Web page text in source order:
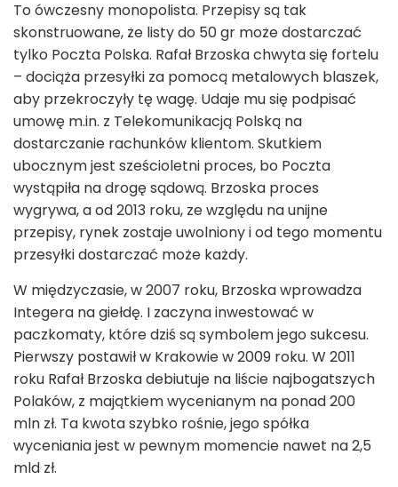
To ówczesny monopolista. Przepisy są tak
skonstruowane, że listy do 50 gr może dostarczać
tylko Poczta Polska. Rafał Brzoska chwyta się fortelu
– dociąża przesyłki za pomocą metalowych blaszek,
aby przekroczyły tę wagę. Udaje mu się podpisać
umowę m.in. z Telekomunikacją Polską na
dostarczanie rachunków klientom. Skutkiem
ubocznym jest sześcioletni proces, bo Poczta
wystąpiła na drogę sądową. Brzoska proces
wygrywa, a od 2013 roku, ze względu na unijne
przepisy, rynek zostaje uwolniony i od tego momentu
przesyłki dostarczać może każdy.
W międzyczasie, w 2007 roku, Brzoska wprowadza
Integera na giełdę. I zaczyna inwestować w
paczkomaty, które dziś są symbolem jego sukcesu.
Pierwszy postawił w Krakowie w 2009 roku. W 2011
roku Rafał Brzoska debiutuje na liście najbogatszych
Polaków, z majątkiem wycenianym na ponad 200
mln zł. Ta kwota szybko rośnie, jego spółka
wyceniania jest w pewnym momencie nawet na 2,5
mld zł.